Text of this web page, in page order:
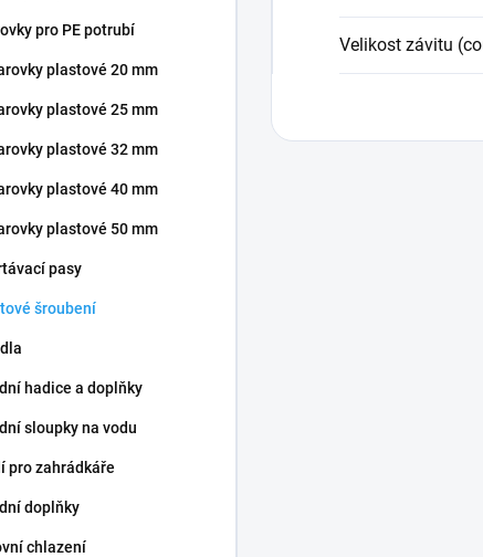
pro PE potrubí
plastové 20 mm
plastové 25 mm
plastové 32 mm
plastové 40 mm
plastové 50 mm
pasy
šroubení
hadice a doplňky
sloupky na vodu
pro zahrádkáře
doplňky
chlazení
Velikost závitu